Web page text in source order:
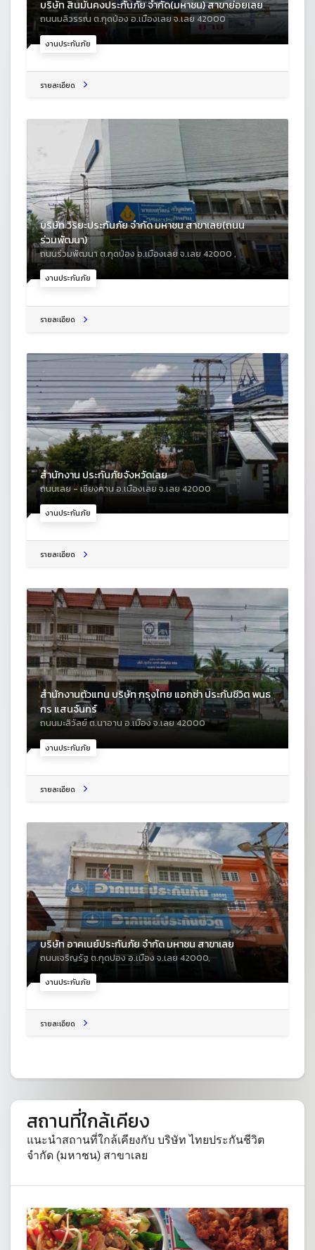
งานประกันภัย
บริษัท สินมั่นคงประกันภัย จำกัด(มหาชน) สาขาย่อยเลย
ถนนมลิวรรณ ต.กุดป่อง อ.เมืองเลย จ.เลย 42000
รายละเอียด
งานประกันภัย
บริษัท วิริยะประกันภัย จำกัด มหาชน สาขาเลย(ถนน
ร่วมพัฒนา)
ถนนร่วมพัฒนา ต.กุดป่อง อ.เมืองเลย จ.เลย 42000 ,
รายละเอียด
งานประกันภัย
สำนักงาน ประกันภัยจังหวัดเลย
ถนนเลย - เชียงคาน อ.เมืองเลย จ.เลย 42000
รายละเอียด
งานประกันภัย
สำนักงานตัวแทน บริษัท กรุงไทย แอกซ่า ประกันชีวิต พนธ
กร แสนจันทร์
ถนนมะลิวัลย์ ต.นาอาน อ.เมือง จ.เลย 42000
รายละเอียด
งานประกันภัย
บริษัท อาคเนย์ประกันภัย จำกัด มหาชน สาขาเลย
ถนนเจริญรัฐ ต.กุดปอง อ.เมือง จ.เลย 42000,
รายละเอียด
สถานที่ใกล้เคียง
แนะนำสถานที่ใกล้เคียงกับ บริษัท ไทยประกันชีวิต
จำกัด (มหาชน) สาขาเลย